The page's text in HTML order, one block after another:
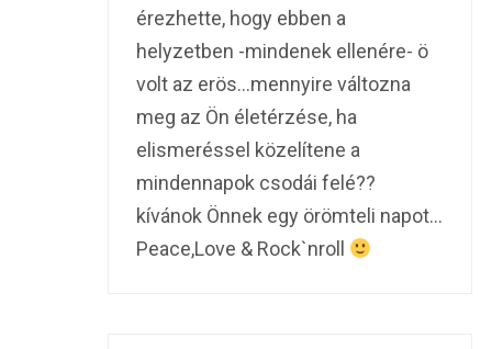
érezhette, hogy ebben a
helyzetben -mindenek ellenére- ö
volt az erös…mennyire változna
meg az Ön életérzése, ha
elismeréssel közelítene a
mindennapok csodái felé??
kívánok Önnek egy örömteli napot…
Peace,Love & Rock`nroll